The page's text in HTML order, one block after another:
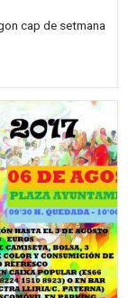
cap de setmana